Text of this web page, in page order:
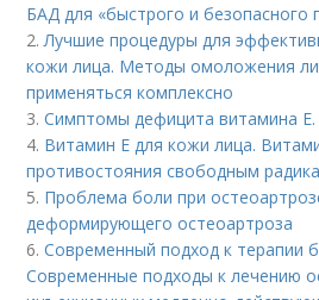
БАД для «быстрого и безопасного
2.Лучшие процедуры для
кожи лица. Методы омоложения
применяться комплексно
3.Симптомы дефицита витамина
4. Витамин Е для кожи лица.
противостояния свободным
5. Проблема боли при
деформирующего остеоартроза
6.Современный подход к терапии
Современные подходы к лечению